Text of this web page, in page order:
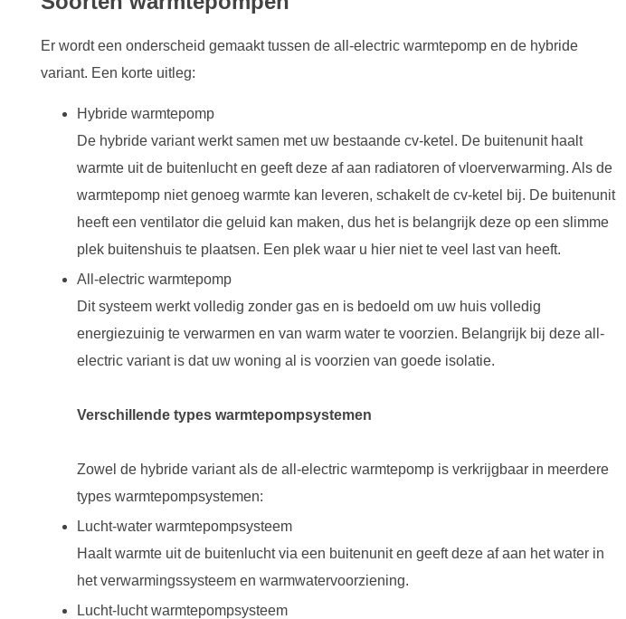
Er wordt een onderscheid gemaakt tussen de all-electric warmtepomp en de hybride
variant. Een korte uitleg:
Hybride warmtepomp
De hybride variant werkt samen met uw bestaande cv-ketel. De buitenunit haalt
warmte uit de buitenlucht en geeft deze af aan radiatoren of vloerverwarming. Als de
warmtepomp niet genoeg warmte kan leveren, schakelt de cv-ketel bij. De buitenunit
heeft een ventilator die geluid kan maken, dus het is belangrijk deze op een slimme
plek buitenshuis te plaatsen. Een plek waar u hier niet te veel last van heeft.
All-electric warmtepomp
Dit systeem werkt volledig zonder gas en is bedoeld om uw huis volledig
energiezuinig te verwarmen en van warm water te voorzien. Belangrijk bij deze all-
electric variant is dat uw woning al is voorzien van goede isolatie.
Verschillende types warmtepompsystemen
Zowel de hybride variant als de all-electric warmtepomp is verkrijgbaar in meerdere
types warmtepompsystemen:
Lucht-water warmtepompsysteem
Haalt warmte uit de buitenlucht via een buitenunit en geeft deze af aan het water in
het verwarmingssysteem en warmwatervoorziening.
Lucht-lucht warmtepompsysteem